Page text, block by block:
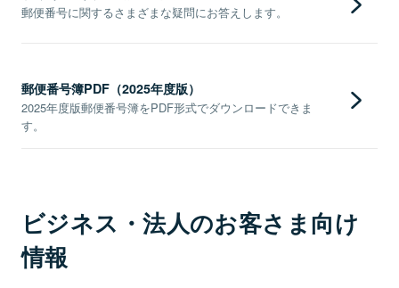
郵便番号に関するさまざまな疑問にお答えします。
郵便番号簿PDF（2025年度版）
2025年度版郵便番号簿をPDF形式でダウンロードできま
す。
ビジネス・法人のお客さま向け
情報